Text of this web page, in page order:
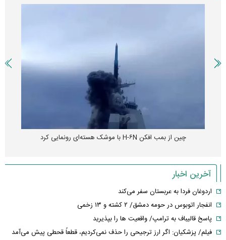
چین از بمب افکن H-۶N با موشک هسته‌ای رونمایی کرد
آخرین اخبار
اردوغان فردا به عربستان سفر می‌کند
انفجار اتوبوس در حومه دمشق/ ۲ کشته و ۱۳ زخمی
پاسخ قالیباف به ترامپ/ واقعیت ها را بپذیرید
فیلم/ پزشکیان: اگر ارز ترجیحی را حذف نمی‌کردیم، قطعاً قحطی پیش می‌آمد